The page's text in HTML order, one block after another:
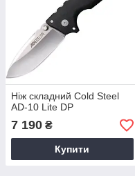
Ніж складний Cold Steel
AD-10 Lite DP
7 190 ₴
Купити